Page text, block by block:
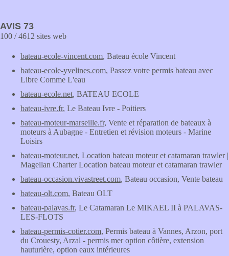
AVIS 73
100 / 4612 sites web
bateau-ecole-vincent.com, Bateau école Vincent
bateau-ecole-yvelines.com, Passez votre permis bateau avec
Libre Comme L'eau
bateau-ecole.net, BATEAU ECOLE
bateau-ivre.fr, Le Bateau Ivre - Poitiers
bateau-moteur-marseille.fr, Vente et réparation de bateaux à
moteurs à Aubagne - Entretien et révision moteurs - Marine
Loisirs
bateau-moteur.net, Location bateau moteur et catamaran trawler |
Magellan Charter Location bateau moteur et catamaran trawler
bateau-occasion.vivastreet.com, Bateau occasion, Vente bateau
bateau-olt.com, Bateau OLT
bateau-palavas.fr, Le Catamaran Le MIKAEL II à PALAVAS-
LES-FLOTS
bateau-permis-cotier.com, Permis bateau à Vannes, Arzon, port
du Crouesty, Arzal - permis mer option côtière, extension
hauturière, option eaux intérieures